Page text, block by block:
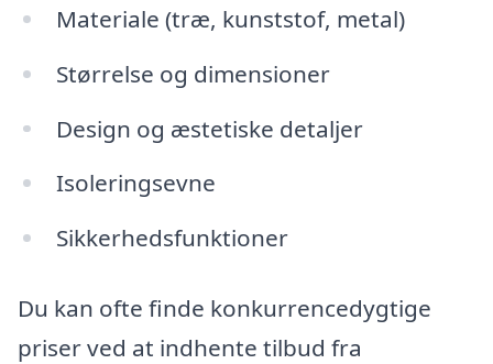
Materiale (træ, kunststof, metal)
Størrelse og dimensioner
Design og æstetiske detaljer
Isoleringsevne
Sikkerhedsfunktioner
Du kan ofte finde konkurrencedygtige
priser ved at indhente tilbud fra